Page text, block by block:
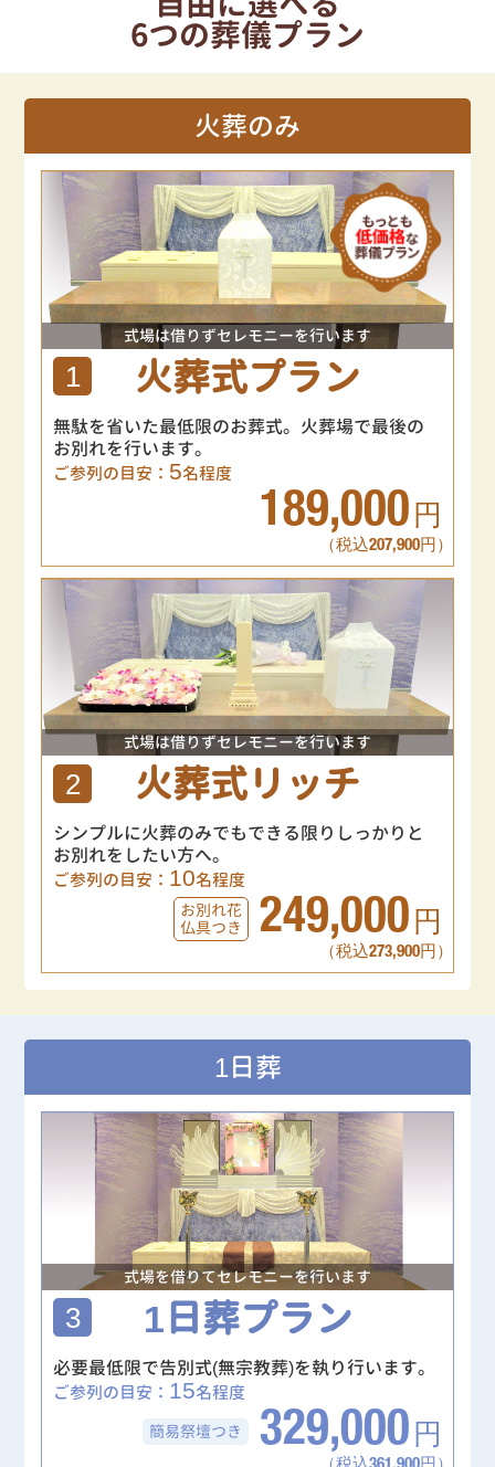
6つの葬儀プラン
火葬のみ
式場は借りずセレモニーを行います
1 火葬式プラン
無駄を省いた最低限のお葬式。火葬場で最後の
お別れを行います。
ご参列の目安： 5名程度
189,000 円
（税込207,900円）
式場は借りずセレモニーを行います
2 火葬式リッチ
シンプルに火葬のみでもできる限りしっかりと
お別れをしたい方へ。
ご参列の目安： 10名程度
お別れ花
仏具つき
249,000 円
（税込273,900円）
1日葬
式場を借りてセレモニーを行います
3 1日葬プラン
必要最低限で告別式(無宗教葬)を執り行います。
ご参列の目安： 15名程度
簡易祭壇つき 329,000 円